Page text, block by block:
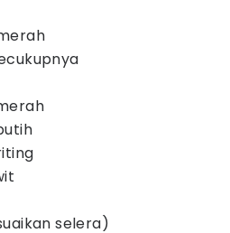
selera)